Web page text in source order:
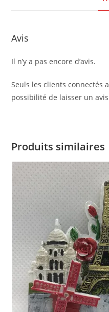
Avis
Il n’y a pas encore d’avis.
Seuls les clients connectés
possibilité de laisser un
Produits similaires